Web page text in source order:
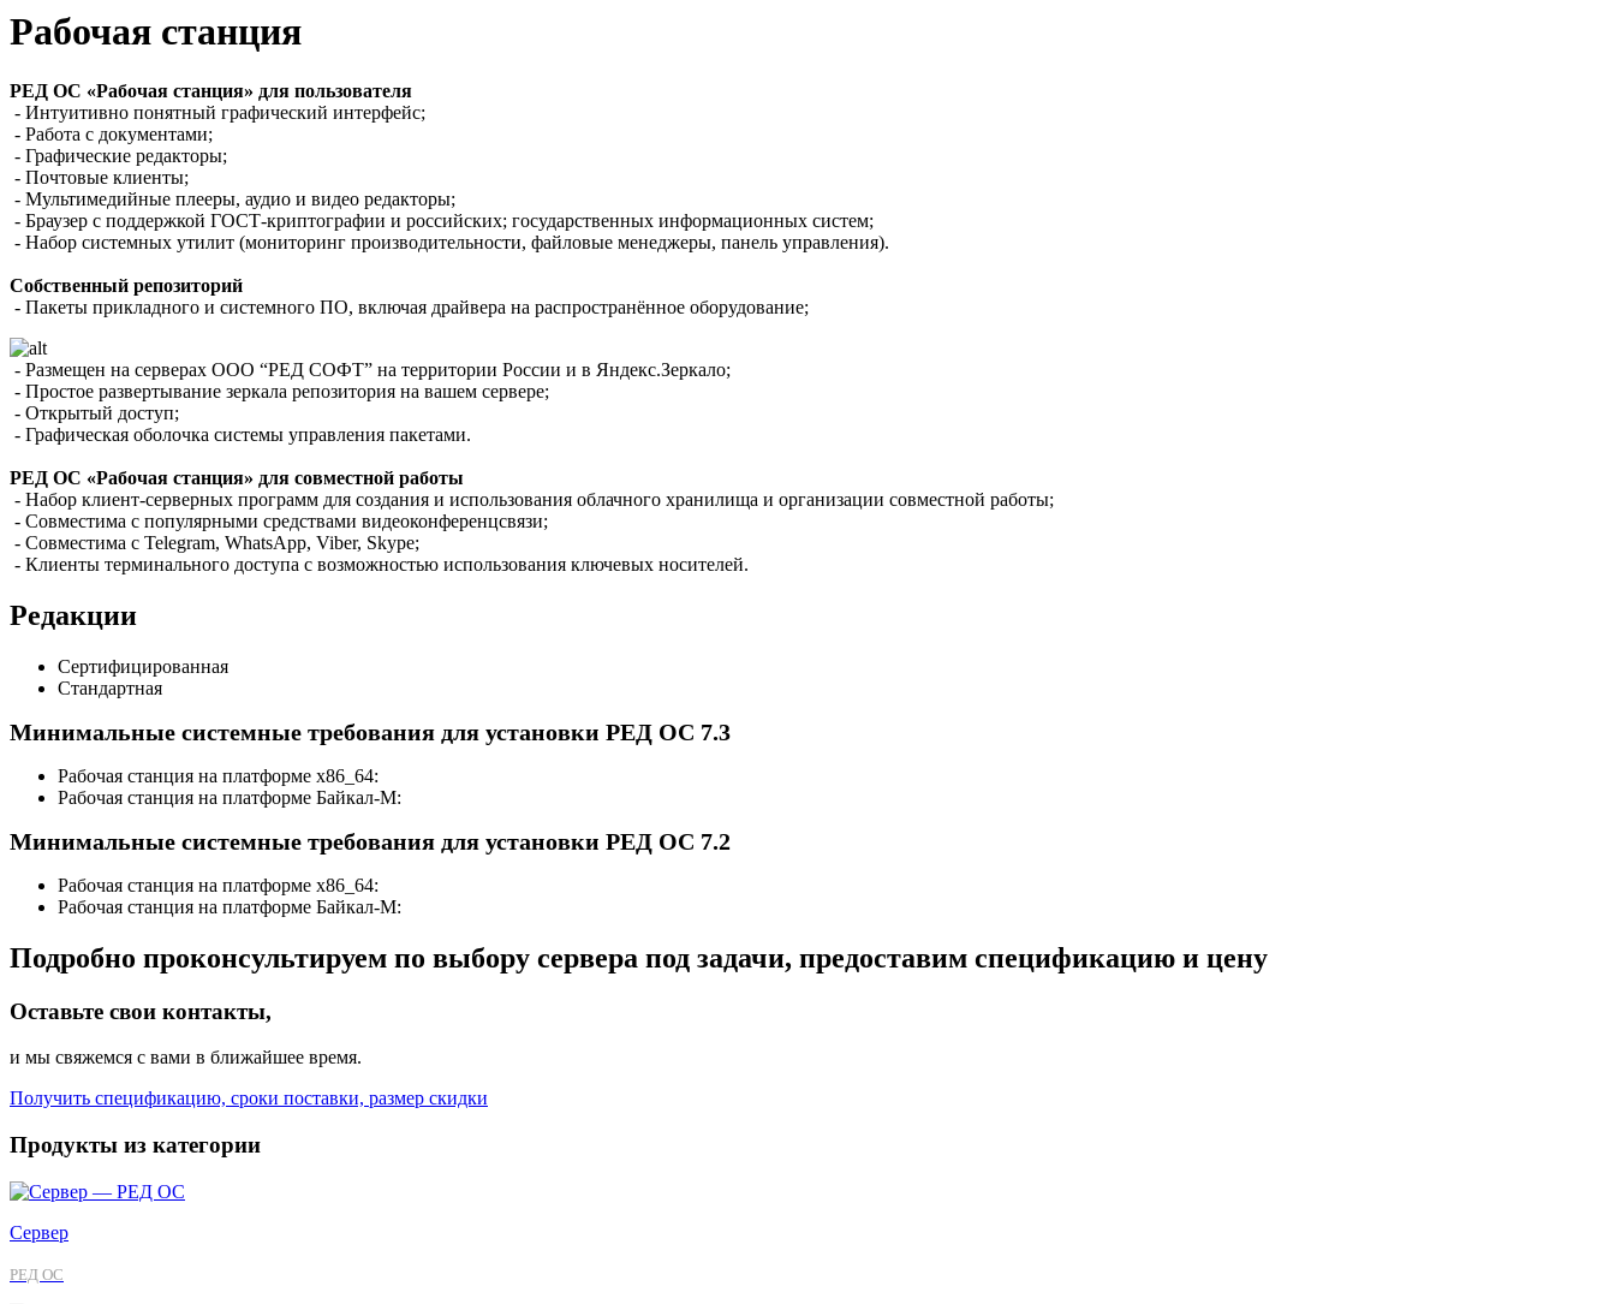
Рабочая станция
РЕД ОС «Рабочая станция» для пользователя
- Интуитивно понятный графический интерфейс;
- Работа с документами;
- Графические редакторы;
- Почтовые клиенты;
- Мультимедийные плееры, аудио и видео редакторы;
- Браузер с поддержкой ГОСТ-криптографии и российских; государственных информационных систем;
- Набор системных утилит (мониторинг производительности, файловые менеджеры, панель управления).
Собственный репозиторий
- Пакеты прикладного и системного ПО, включая драйвера на распространённое оборудование;
- Размещен на серверах ООО “РЕД СОФТ” на территории России и в Яндекс.Зеркало;
- Простое развертывание зеркала репозитория на вашем сервере;
- Открытый доступ;
- Графическая оболочка системы управления пакетами.
РЕД ОС «Рабочая станция» для совместной работы
- Набор клиент-серверных программ для создания и использования облачного хранилища и организации совместной работы;
- Совместима с популярными средствами видеоконференцсвязи;
- Совместима с Telegram, WhatsApp, Viber, Skype;
- Клиенты терминального доступа с возможностью использования ключевых носителей.
Редакции
Сертифицированная
Стандартная
Минимальные системные требования для установки РЕД ОС 7.3
Рабочая станция на платформе x86_64:
Рабочая станция на платформе Байкал-М:
Минимальные системные требования для установки РЕД ОС 7.2
Рабочая станция на платформе x86_64:
Рабочая станция на платформе Байкал-М:
Подробно проконсультируем по выбору сервера под задачи, предоставим спецификацию и цену
Оставьте свои контакты,
и мы свяжемся с вами в ближайшее время.
Получить спецификацию, сроки поставки, размер скидки
Продукты из категории
Сервер
РЕД ОС